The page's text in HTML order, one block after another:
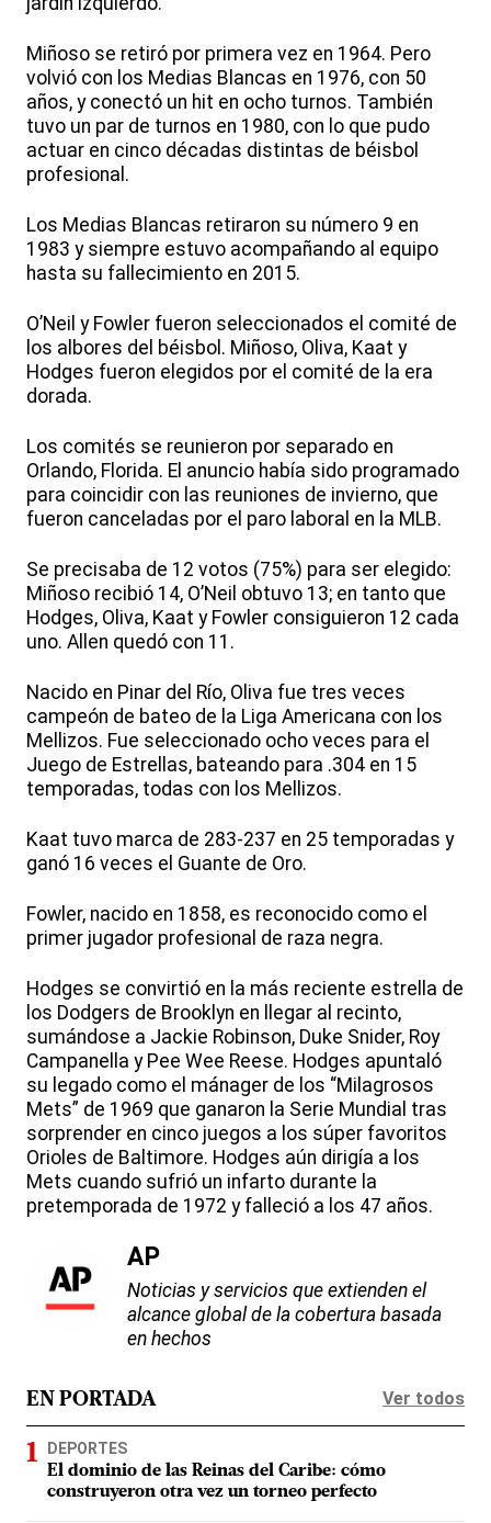
Miñoso se retiró por primera vez en 1964. Pero
volvió con los Medias Blancas en 1976, con 50
años, y conectó un hit en ocho turnos. También
tuvo un par de turnos en 1980, con lo que pudo
actuar en cinco décadas distintas de béisbol
profesional.
Los Medias Blancas retiraron su número 9 en
1983 y siempre estuvo acompañando al equipo
hasta su fallecimiento en 2015.
O’Neil y Fowler fueron seleccionados el comité de
los albores del béisbol. Miñoso, Oliva, Kaat y
Hodges fueron elegidos por el comité de la era
dorada.
Los comités se reunieron por separado en
Orlando, Florida. El anuncio había sido programado
para coincidir con las reuniones de invierno, que
fueron canceladas por el paro laboral en la MLB.
Se precisaba de 12 votos (75%) para ser elegido:
Miñoso recibió 14, O’Neil obtuvo 13; en tanto que
Hodges, Oliva, Kaat y Fowler consiguieron 12 cada
uno. Allen quedó con 11.
Nacido en Pinar del Río, Oliva fue tres veces
campeón de bateo de la Liga Americana con los
Mellizos. Fue seleccionado ocho veces para el
Juego de Estrellas, bateando para .304 en 15
temporadas, todas con los Mellizos.
Kaat tuvo marca de 283-237 en 25 temporadas y
ganó 16 veces el Guante de Oro.
Fowler, nacido en 1858, es reconocido como el
primer jugador profesional de raza negra.
Hodges se convirtió en la más reciente estrella de
los Dodgers de Brooklyn en llegar al recinto,
sumándose a Jackie Robinson, Duke Snider, Roy
Campanella y Pee Wee Reese. Hodges apuntaló
su legado como el mánager de los “Milagrosos
Mets” de 1969 que ganaron la Serie Mundial tras
sorprender en cinco juegos a los súper favoritos
Orioles de Baltimore. Hodges aún dirigía a los
Mets cuando sufrió un infarto durante la
pretemporada de 1972 y falleció a los 47 años.
AP
Noticias y servicios que extienden el
alcance global de la cobertura basada
en hechos
EN PORTADA Ver todos
DEPORTES
El dominio de las Reinas del Caribe: cómo
construyeron otra vez un torneo perfecto